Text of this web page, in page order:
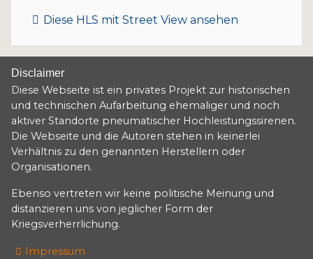
Diese HLS mit Street View ansehen
Disclaimer
Diese Webseite ist ein privates Projekt zur historischen
und technischen Aufarbeitung ehemaliger und noch
aktiver Standorte pneumatischer Hochleistungssirenen.
Die Webseite und die Autoren stehen in keinerlei
Verhältnis zu den genannten Herstellern oder
Organisationen.
Ebenso vertreten wir keine politische Meinung und
distanzieren uns von jeglicher Form der
Kriegsverherrlichung.
Impressum